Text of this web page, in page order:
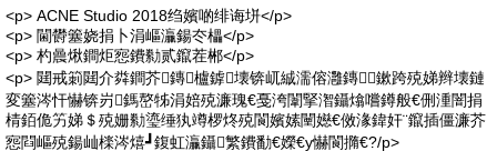
<p> ACNE Studio 2018绉嬪啲绯诲垪</p>
<p> 閫欎簺娆捐卜涓嶇灜鍚冭櫑</p>
<p> 杓曟煍鐧炬惌鐨勬贰鑹茬郴</p>
<p> 閮戒箣閮介粦鐧芥鏄櫨鎼壊锛屼絾濡傛灉鏄鏉跨殑娣辫壊鏈
変簺涔忓懗锛岃鎷嶅牬涓婄殑濂瑰€戞洿闈掔潪鑷熻嚐鐏般€侀湩闇捐
棈銆佹竻娣＄殑姗勬瑬缍犱竴椤炵殑閬嬪嫊闉嬨€傚湪鍏奸¨鑹插僵濂芥
惌閰嶇殑鍚屾檪涔熺┛鍑虹灜鑷繁鐨勫€嬫€у懗閬撱€?/p>